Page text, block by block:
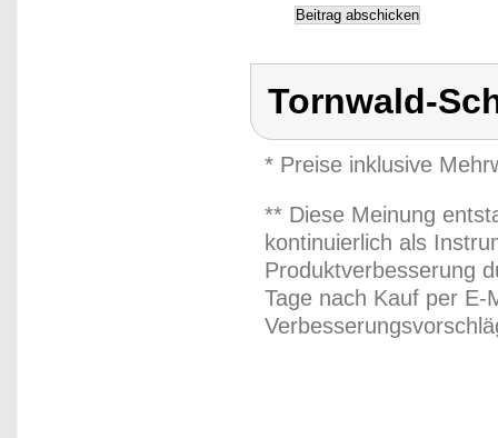
Tornwald-
* Preise inklusive
** Diese Meinung
kontinuierlich als
Produktverbesserung
Tage nach Kauf per E-